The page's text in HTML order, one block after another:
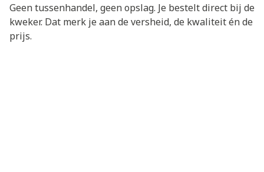
Geen tussenhandel, geen opslag. Je bestelt direct bij de
kweker. Dat merk je aan de versheid, de kwaliteit én de
prijs.